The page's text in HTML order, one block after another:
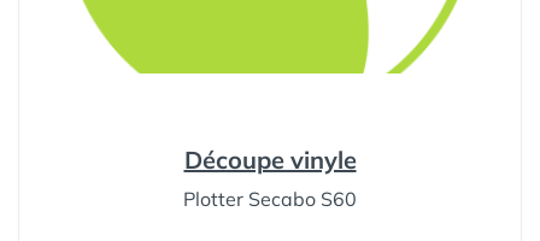
Découpe vinyle
Plotter Secabo S60